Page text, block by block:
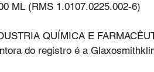
ML (RMS 1.0107.0225.002-6)
QUÍMICA E
do registro é a